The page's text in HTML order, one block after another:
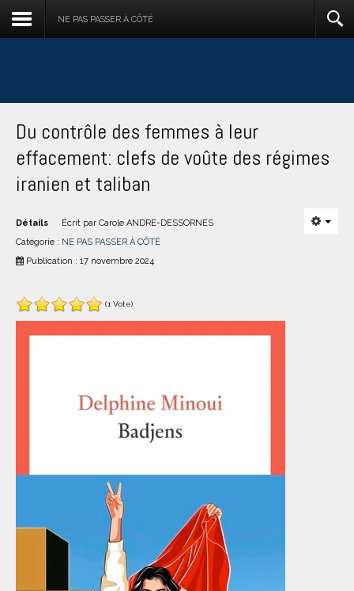
NE PAS PASSER À CÔTÉ
Du contrôle des femmes à leur
effacement: clefs de voûte des régimes
iranien et taliban
Détails Écrit par Carole ANDRE-DESSORNES
Catégorie : NE PAS PASSER À CÔTÉ
Publication : 17 novembre 2024
(1 Vote)